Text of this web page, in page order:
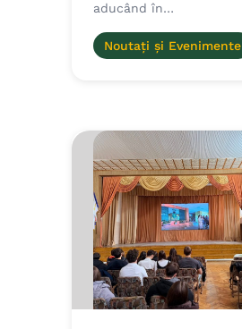
aducând în…
Noutați și Evenimente